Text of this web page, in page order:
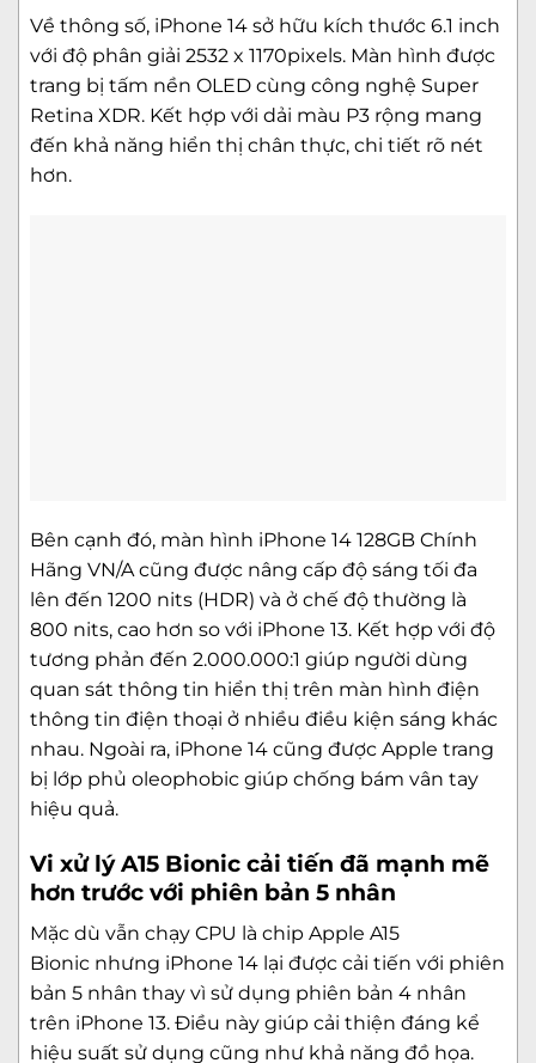
Về thông số, iPhone 14 sở hữu kích thước 6.1 inch
với độ phân giải 2532 x 1170pixels. Màn hình được
trang bị tấm nền OLED cùng công nghệ Super
Retina XDR. Kết hợp với dải màu P3 rộng mang
đến khả năng hiển thị chân thực, chi tiết rõ nét
hơn.
Bên cạnh đó, màn hình iPhone 14 128GB Chính
Hãng VN/A cũng được nâng cấp độ sáng tối đa
lên đến 1200 nits (HDR) và ở chế độ thường là
800 nits, cao hơn so với iPhone 13. Kết hợp với độ
tương phản đến 2.000.000:1 giúp người dùng
quan sát thông tin hiển thị trên màn hình điện
thông tin điện thoại ở nhiều điều kiện sáng khác
nhau. Ngoài ra, iPhone 14 cũng được Apple trang
bị lớp phủ oleophobic giúp chống bám vân tay
hiệu quả.
Vi xử lý A15 Bionic cải tiến đã mạnh mẽ
hơn trước với phiên bản 5 nhân
Mặc dù vẫn chạy CPU là chip Apple A15
Bionic nhưng iPhone 14 lại được cải tiến với phiên
bản 5 nhân thay vì sử dụng phiên bản 4 nhân
trên iPhone 13. Điều này giúp cải thiện đáng kể
hiệu suất sử dụng cũng như khả năng đồ họa.